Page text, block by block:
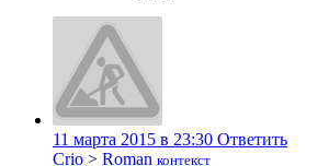
11 марта 2015 в 23:30 Ответить
Crio > Roman контекст